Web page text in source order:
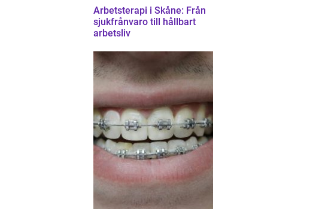
Arbetsterapi i Skåne: Från
sjukfrånvaro till hållbart
arbetsliv